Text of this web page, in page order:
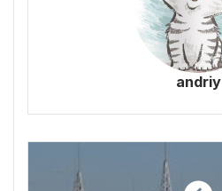
andriy